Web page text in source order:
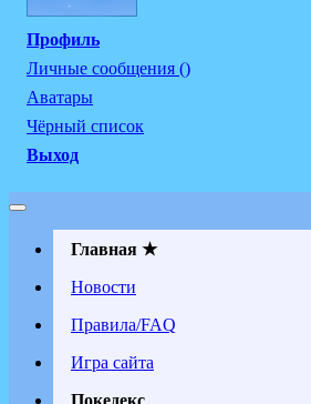
Профиль
Личные сообщения ()
Аватары
Чёрный список
Выход
Главная ★
Новости
Правила/FAQ
Игра сайта
Покедекс